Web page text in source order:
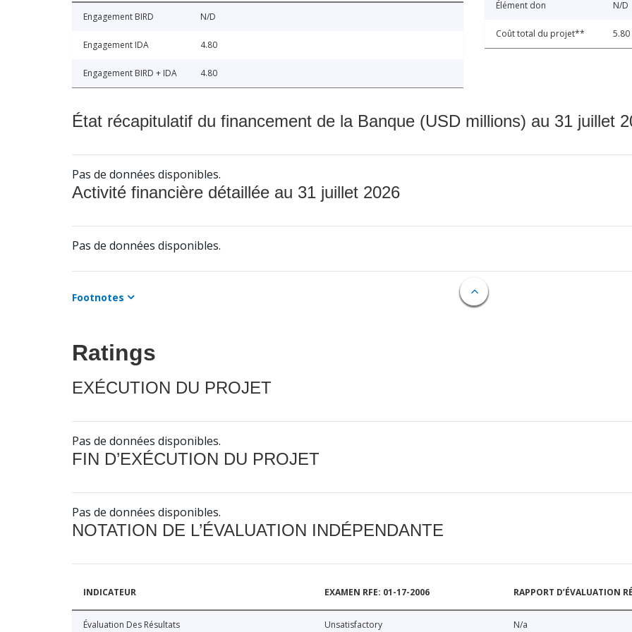
Engagement BIRD N/D
Engagement IDA 4.80
Engagement BIRD + IDA 4.80
Élément don N/D
Coût total du projet** 5.80
État récapitulatif du financement de la Banque (USD millions) au 31 juillet
Pas de données disponibles.
Activité financière détaillée au 31 juillet 2026
Pas de données disponibles.
Footnotes
Ratings
EXÉCUTION DU PROJET
Pas de données disponibles.
FIN D’EXÉCUTION DU PROJET
Pas de données disponibles.
NOTATION DE L’ÉVALUATION INDÉPENDANTE
INDICATEUR EXAMEN RFE: 01-17-2006 RAPPORT D’ÉVALUATION
Évaluation Des Résultats Unsatisfactory N/a